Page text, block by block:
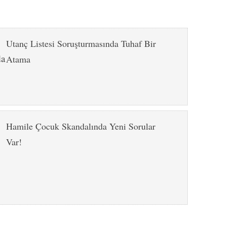
Utanç Listesi Soruşturmasında Tuhaf Bir
Atama
Hamile Çocuk Skandalında Yeni Sorular
Var!